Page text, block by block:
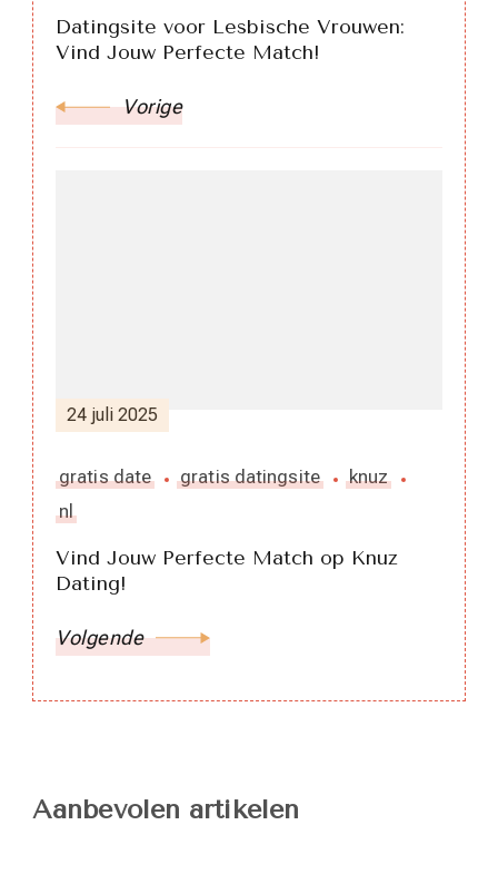
Datingsite voor Lesbische Vrouwen:
Vind Jouw Perfecte Match!
Vorige
24 juli 2025
gratis date gratis datingsite
knuz
nl
Vind Jouw Perfecte Match op Knuz
Dating!
Volgende
Aanbevolen artikelen